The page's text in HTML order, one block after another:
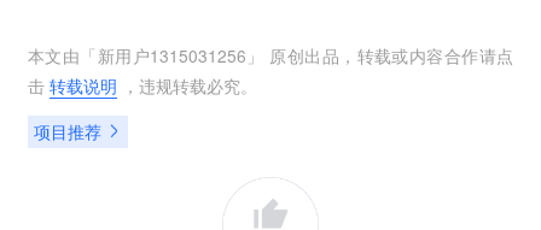
本文由「 新用户1315031256 」 原创出品，转载或内容合作请点
击 转载说明 ，违规转载必究。
项目推荐